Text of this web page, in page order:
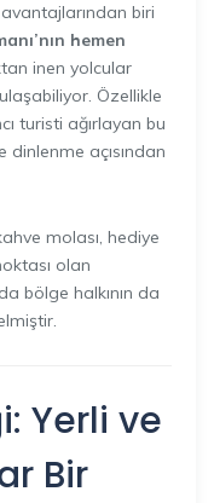
biri
hemen
inen yolcular
Özellikle
turisti ağırlayan bu
dinlenme açısından
molası, hediye
olan
bölge halkının da
Yerli ve
Bir